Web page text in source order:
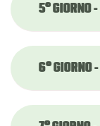
5° GIORNO -
6° GIORNO -